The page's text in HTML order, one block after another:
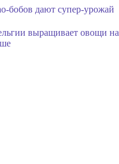
бобов дают супер-урожай
выращивает овощи на